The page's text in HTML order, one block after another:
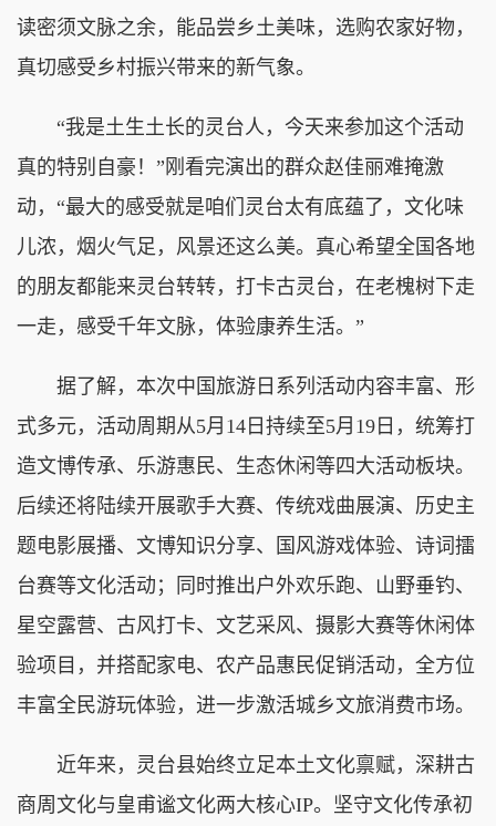
读密须文脉之余，能品尝乡土美味，选购农家好物，
真切感受乡村振兴带来的新气象。
“我是土生土长的灵台人，今天来参加这个活动
真的特别自豪！”刚看完演出的群众赵佳丽难掩激
动，“最大的感受就是咱们灵台太有底蕴了，文化味
儿浓，烟火气足，风景还这么美。真心希望全国各地
的朋友都能来灵台转转，打卡古灵台，在老槐树下走
一走，感受千年文脉，体验康养生活。”
据了解，本次中国旅游日系列活动内容丰富、形
式多元，活动周期从5月14日持续至5月19日，统筹打
造文博传承、乐游惠民、生态休闲等四大活动板块。
后续还将陆续开展歌手大赛、传统戏曲展演、历史主
题电影展播、文博知识分享、国风游戏体验、诗词擂
台赛等文化活动；同时推出户外欢乐跑、山野垂钓、
星空露营、古风打卡、文艺采风、摄影大赛等休闲体
验项目，并搭配家电、农产品惠民促销活动，全方位
丰富全民游玩体验，进一步激活城乡文旅消费市场。
近年来，灵台县始终立足本土文化禀赋，深耕古
商周文化与皇甫谧文化两大核心IP。坚守文化传承初